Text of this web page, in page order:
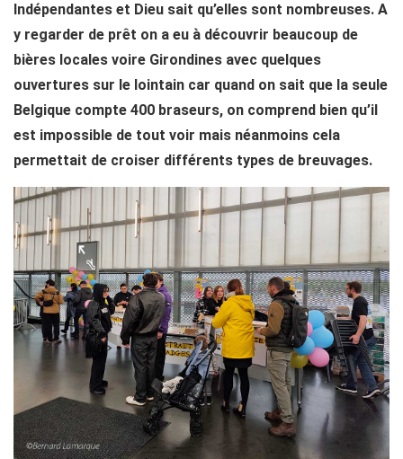
Indépendantes et Dieu sait qu’elles sont nombreuses. A
y regarder de prêt on a eu à découvrir beaucoup de
bières locales voire Girondines avec quelques
ouvertures sur le lointain car quand on sait que la seule
Belgique compte 400 braseurs, on comprend bien qu’il
est impossible de tout voir mais néanmoins cela
permettait de croiser différents types de breuvages.